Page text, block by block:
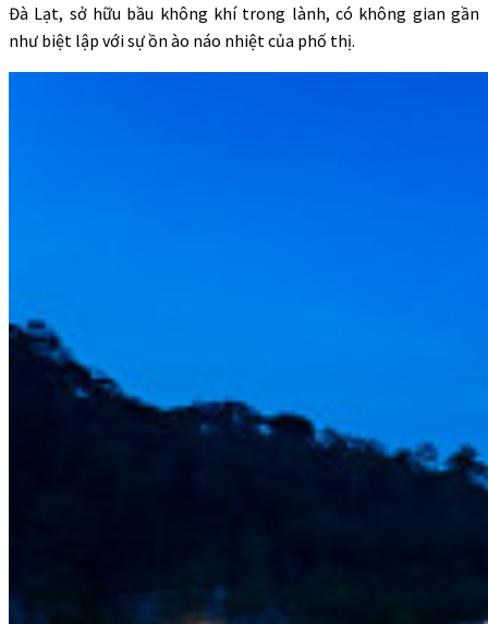
Đà Lạt, sở hữu bầu không khí trong lành, có không gian gần
như biệt lập với sự ồn ào náo nhiệt của phố thị.